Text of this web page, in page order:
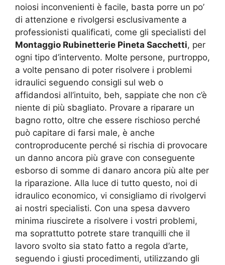
noiosi inconvenienti è facile, basta porre un po’
di attenzione e rivolgersi esclusivamente a
professionisti qualificati, come gli specialisti del
Montaggio Rubinetterie Pineta Sacchetti, per
ogni tipo d’intervento. Molte persone, purtroppo,
a volte pensano di poter risolvere i problemi
idraulici seguendo consigli sul web o
affidandosi all’intuito, beh, sappiate che non c’è
niente di più sbagliato. Provare a riparare un
bagno rotto, oltre che essere rischioso perché
può capitare di farsi male, è anche
controproducente perché si rischia di provocare
un danno ancora più grave con conseguente
esborso di somme di danaro ancora più alte per
la riparazione. Alla luce di tutto questo, noi di
idraulico economico, vi consigliamo di rivolgervi
ai nostri specialisti. Con una spesa davvero
minima riuscirete a risolvere i vostri problemi,
ma soprattutto potrete stare tranquilli che il
lavoro svolto sia stato fatto a regola d’arte,
seguendo i giusti procedimenti, utilizzando gli